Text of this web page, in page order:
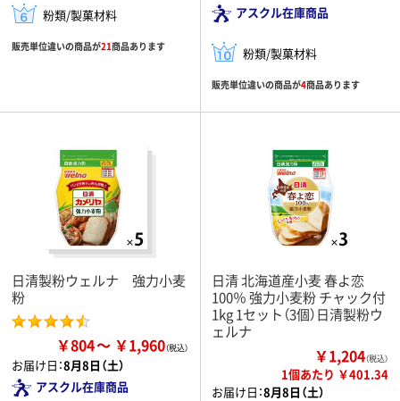
粉類/製菓材料
販売単位違いの商品が21商品あります
アスクル在庫商品
粉類/製菓材料
販売単位違いの商品が4商品あります
日清製粉ウェルナ 強力小麦
粉
￥804 ￥1,960
お届け日：8月8日（土）
アスクル在庫商品
日清 北海道産小麦 春よ恋
100％ 強力小麦粉 チャック付
1kg 1セット（3個）日清製粉ウ
ェルナ
￥1,204（税込）
1個あたり ￥401.34
お届け日：8月8日（土）